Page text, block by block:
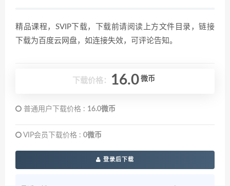
精品课程，SVIP下载，下载前请阅读上方文件目录，链接
下载为百度云网盘，如连接失效，可评论告知。
下载价格： 16.0 微币
普通用户下载价格 : 16.0微币
VIP会员下载价格 : 0微币
登录后下载